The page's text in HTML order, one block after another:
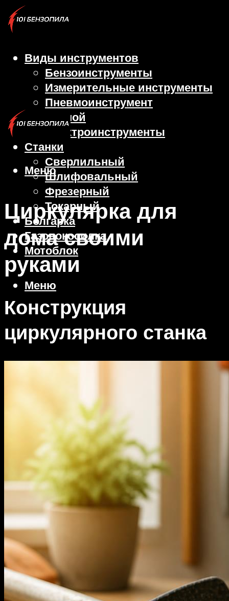
Виды инструментов
Бензоинструменты
Измерительные инструменты
Пневмоинструмент
Ручной
Электроинструменты
Станки
Сверлильный
Шлифовальный
Фрезерный
Токарный
Болгарка
Газонокосилка
Мотоблок
Меню
Меню
Циркулярка для
дома своими
руками
Конструкция
циркулярного станка